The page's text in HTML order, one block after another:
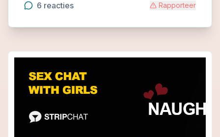
6 reacties Rapporteer